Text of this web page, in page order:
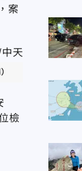
案
檢